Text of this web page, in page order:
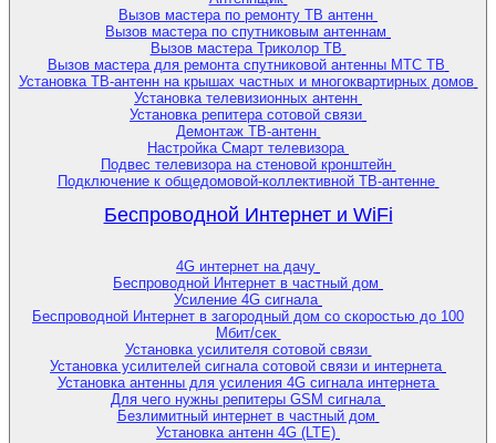
Вызов мастера по ремонту ТВ антенн
Вызов мастера по спутниковым антеннам
Вызов мастера Триколор ТВ
Вызов мастера для ремонта спутниковой антенны МТС ТВ
Установка ТВ-антенн на крышах частных и многоквартирных домов
Установка телевизионных антенн
Установка репитера сотовой связи
Демонтаж ТВ-антенн
Настройка Смарт телевизора
Подвес телевизора на стеновой кронштейн
Подключение к общедомовой-коллективной ТВ-антенне
Беспроводной Интернет и WiFi
4G интернет на дачу
Беспроводной Интернет в частный дом
Усиление 4G сигнала
Беспроводной Интернет в загородный дом со скоростью до 100
Мбит/сек
Установка усилителя сотовой связи
Установка усилителей сигнала сотовой связи и интернета
Установка антенны для усиления 4G сигнала интернета
Для чего нужны репитеры GSM сигнала
Безлимитный интернет в частный дом
Установка антенн 4G (LTE)